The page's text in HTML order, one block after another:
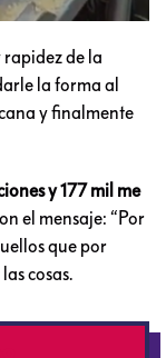
rapidez de la
la forma al
y finalmente
y 177 mil me
el mensaje: “Por
que por
cosas.